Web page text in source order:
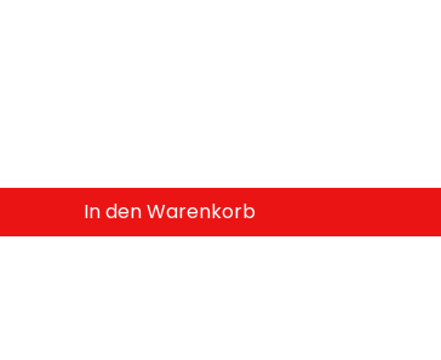
In den Warenkorb